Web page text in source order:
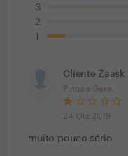
3
2
1
Cliente Zaask
Pintura Geral
24 Out 2019
muito pouco sério